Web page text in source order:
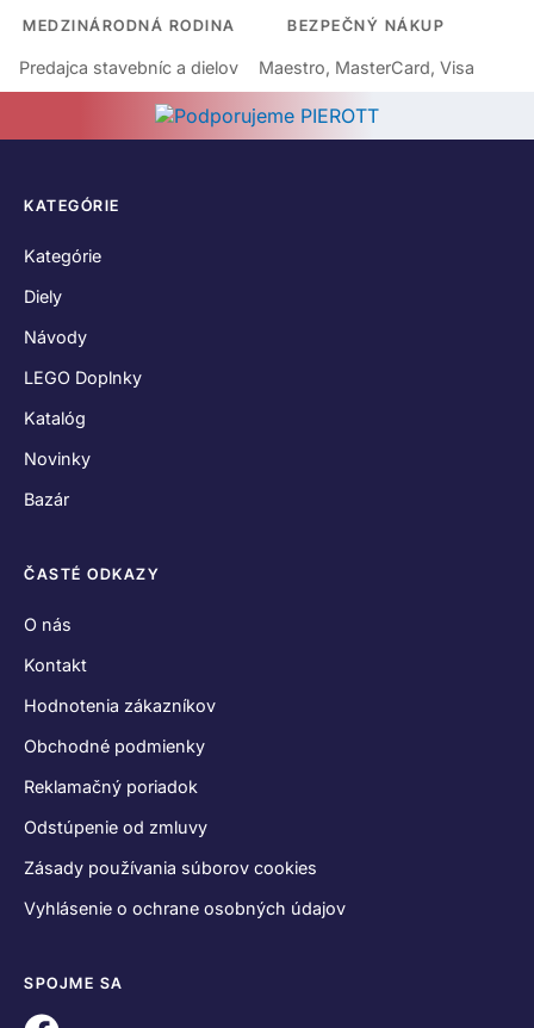
MEDZINÁRODNÁ RODINA
Predajca stavebníc a dielov
BEZPEČNÝ NÁKUP
Maestro, MasterCard, Visa
KATEGÓRIE
Kategórie
Diely
Návody
LEGO Doplnky
Katalóg
Novinky
Bazár
ČASTÉ ODKAZY
O nás
Kontakt
Hodnotenia zákazníkov
Obchodné podmienky
Reklamačný poriadok
Odstúpenie od zmluvy
Zásady používania súborov cookies
Vyhlásenie o ochrane osobných údajov
SPOJME SA